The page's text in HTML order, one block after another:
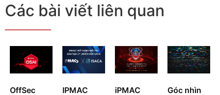
Các bài viết liên quan
OffSec IPMAC iPMAC Góc nhìn